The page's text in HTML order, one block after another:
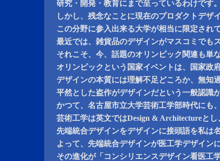
研究・開発・教育にまで至っているわけです
しかし、残念なことに現在のプロダクトデザ
この分野に参入出来る大学が相当に限定され
最近では、雑貨品のデザインがマスコミでも
それこそ、今、話題のオリンピック関連も単
オリンピックという国家イベントは、国家政
デザインの本質には理解不足どころか、無知
平然とした盗作がデザインだという一般認識
かつて、名古屋市立大学芸術工学部時代にも
芸術工学は英文ではDesign & Architectureとし
先端統合デザインをデザインに接頭語を私は
よって、先端統合デザインが医工学デザイン
その進化が「コンシリエンスデザイン看医工